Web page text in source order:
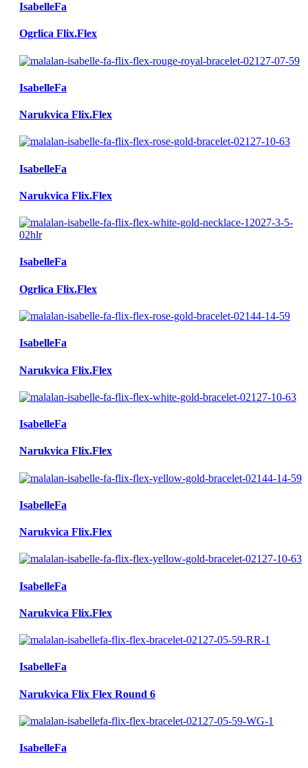
IsabelleFa
Ogrlica Flix.Flex
IsabelleFa
Narukvica Flix.Flex
IsabelleFa
Narukvica Flix.Flex
IsabelleFa
Ogrlica Flix.Flex
IsabelleFa
Narukvica Flix.Flex
IsabelleFa
Narukvica Flix.Flex
IsabelleFa
Narukvica Flix.Flex
IsabelleFa
Narukvica Flix.Flex
IsabelleFa
Narukvica Flix Flex Round 6
IsabelleFa